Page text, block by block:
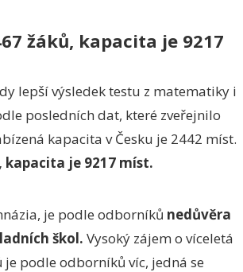
žáků, kapacita je 9217
lepší výsledek testu z matematiky i
posledních dat, které zveřejnilo
kapacita v Česku je 2442 míst.
kapacita je 9217 míst.
je podle odborníků nedůvěra
škol. Vysoký zájem o víceletá
podle odborníků víc, jedná se